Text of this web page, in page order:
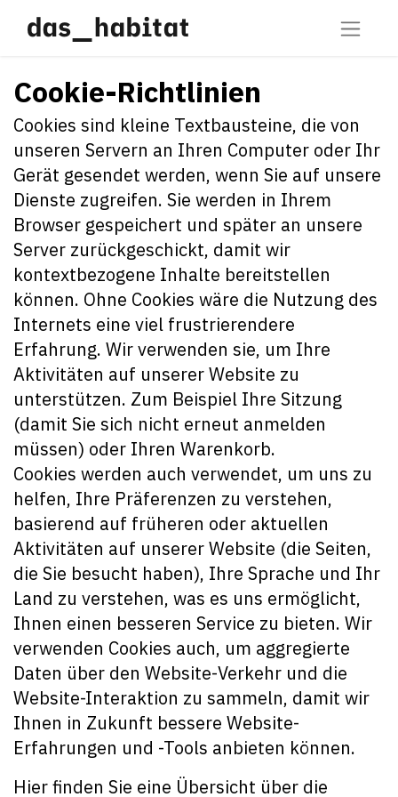
Cookie-Richtlinien
Cookies sind kleine Textbausteine, die von
unseren Servern an Ihren Computer oder Ihr
Gerät gesendet werden, wenn Sie auf unsere
Dienste zugreifen. Sie werden in Ihrem
Browser gespeichert und später an unsere
Server zurückgeschickt, damit wir
kontextbezogene Inhalte bereitstellen
können. Ohne Cookies wäre die Nutzung des
Internets eine viel frustrierendere
Erfahrung. Wir verwenden sie, um Ihre
Aktivitäten auf unserer Website zu
unterstützen. Zum Beispiel Ihre Sitzung
(damit Sie sich nicht erneut anmelden
müssen) oder Ihren Warenkorb.
Cookies werden auch verwendet, um uns zu
helfen, Ihre Präferenzen zu verstehen,
basierend auf früheren oder aktuellen
Aktivitäten auf unserer Website (die Seiten,
die Sie besucht haben), Ihre Sprache und Ihr
Land zu verstehen, was es uns ermöglicht,
Ihnen einen besseren Service zu bieten. Wir
verwenden Cookies auch, um aggregierte
Daten über den Website-Verkehr und die
Website-Interaktion zu sammeln, damit wir
Ihnen in Zukunft bessere Website-
Erfahrungen und -Tools anbieten können.
Hier finden Sie eine Übersicht über die